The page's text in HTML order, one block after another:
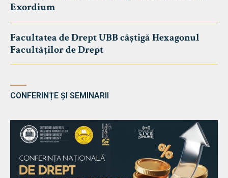
Exordium
Facultatea de Drept UBB câștigă Hexagonul
Facultăților de Drept
CONFERINȚE ȘI SEMINARII